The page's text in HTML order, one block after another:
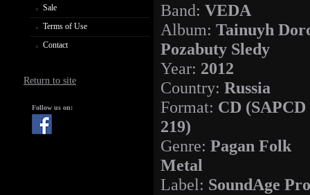
Sale
Terms of Use
Contact
Return to site
Follow us on:
Band: VEDA
Album: Tainuyh
Pozabuty Sledy
Year: 2012
Country: Russia
Format: CD (SAPCD
219)
Genre: Pagan Folk
Metal
Label: SoundAge